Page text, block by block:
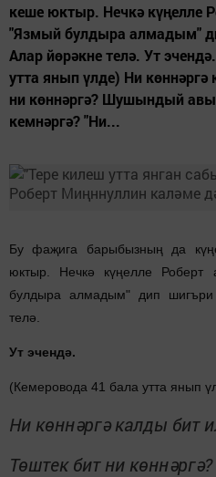
кеше юктыр. Нечкә күңелле
"Язмый булдыра алмадым"
Алар йөрәкне телә. Ут
утта янып үлде) Ни
ни көннәргә? Шушындый
кемнәргә? "Ни...
Бу фаҗига барыбызның да
юктыр. Нечкә күңелле
булдыра алмадым" дип
телә.
Ут эчендә.
(Кемеровода 41 бала утта янып
Ни көннәргә калды бит
Төштек бит ни көннәргә?